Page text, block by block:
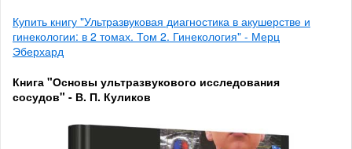
Купить книгу "Ультразвуковая диагностика в акушерстве и
гинекологии: в 2 томах. Том 2. Гинекология" - Мерц
Эберхард
Книга "Основы ультразвукового исследования
сосудов" - В. П. Куликов